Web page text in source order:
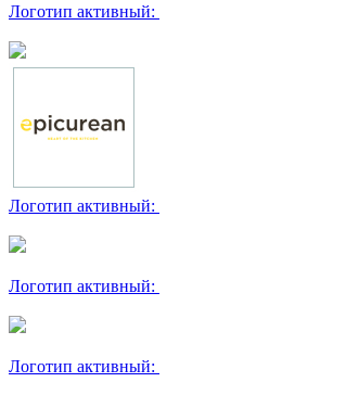
Логотип активный:
Логотип активный:
Логотип активный:
Логотип активный: